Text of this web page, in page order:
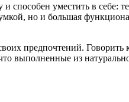
способен уместить в себе:
но и большая
предпочтений.
выполненные из